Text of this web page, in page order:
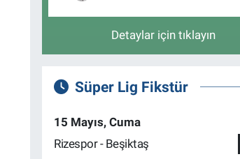
Detaylar için tıklayın
Süper Lig Fikstür
15 Mayıs, Cuma
Rizespor - Beşiktaş